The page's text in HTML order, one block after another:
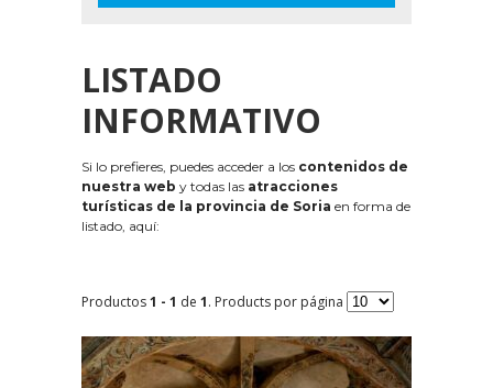
LISTADO
INFORMATIVO
Si lo prefieres, puedes acceder a los contenidos de
nuestra web y todas las atracciones
turísticas de la provincia de Soria en forma de
listado, aquí:
Productos1 - 1 de 1. Products por página